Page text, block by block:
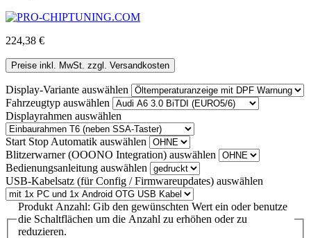
224,38 €
Preise inkl. MwSt. zzgl. Versandkosten
Display-Variante auswählen
Fahrzeugtyp auswählen
Displayrahmen auswählen
Start Stop Automatik auswählen
Blitzerwarner (OOONO Integration) auswählen
Bedienungsanleitung auswählen
USB-Kabelsatz (für Config / Firmwareupdates) auswählen
Produkt Anzahl: Gib den gewünschten Wert ein oder benutze
die Schaltflächen um die Anzahl zu erhöhen oder zu
reduzieren.